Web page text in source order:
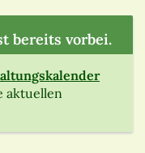
bereits vorbei.
aktuellen